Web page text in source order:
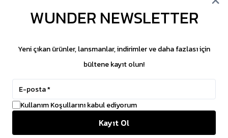
HESABIM
SOSYAL MEDYA
Copyright © 2026 WUNDER. İçeriklerin izinsiz
WUNDER NEWSLETTER
Yeni çıkan ürünler, lansmanlar, indirimler ve daha fazlası için
bültene kayıt olun!
Kullanım Koşullarını kabul ediyorum
Kayıt Ol